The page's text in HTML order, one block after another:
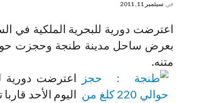
في سبتمبر 11, 2011
اعترضت دورية للبحرية الملكية في
متنه.
اعترضت دورية
اليوم الأحد